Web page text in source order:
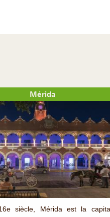
Mérida
siècle, Mérida est la